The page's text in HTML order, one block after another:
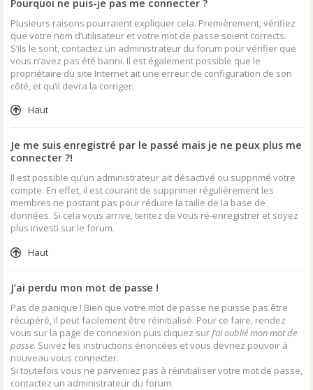
Pourquoi ne puis-je pas me connecter ?
Plusieurs raisons pourraient expliquer cela. Premièrement, vérifiez
que votre nom d’utilisateur et votre mot de passe soient corrects.
S’ils le sont, contactez un administrateur du forum pour vérifier que
vous n’avez pas été banni. Il est également possible que le
propriétaire du site Internet ait une erreur de configuration de son
côté, et qu’il devra la corriger.
Haut
Je me suis enregistré par le passé mais je ne peux plus me
connecter ?!
Il est possible qu’un administrateur ait désactivé ou supprimé votre
compte. En effet, il est courant de supprimer régulièrement les
membres ne postant pas pour réduire la taille de la base de
données. Si cela vous arrive, tentez de vous ré-enregistrer et soyez
plus investi sur le forum.
Haut
J’ai perdu mon mot de passe !
Pas de panique ! Bien que votre mot de passe ne puisse pas être
récupéré, il peut facilement être réinitialisé. Pour ce faire, rendez
vous sur la page de connexion puis cliquez surJ’ai oublié mon mot de
passe. Suivez les instructions énoncées et vous devriez pouvoir à
nouveau vous connecter.
Si toutefois vous ne parveniez pas à réinitialiser votre mot de passe,
contactez un administrateur du forum.